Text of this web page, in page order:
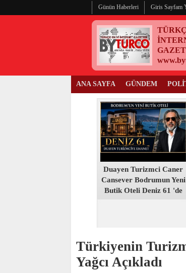
Günün Haberleri Giris Sayfam
ANA SAYFA GÜNDEM
Duayen Turizmci Caner
Cansever Bodrumun Yeni
Butik Oteli Deniz 61 'de
Türkiyenin
Yağcı Açıkladı